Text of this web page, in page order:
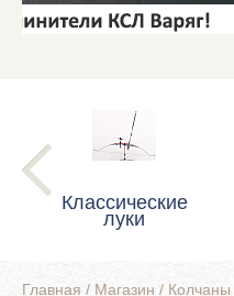
Классические
луки
Главная / Магазин / Колчаны